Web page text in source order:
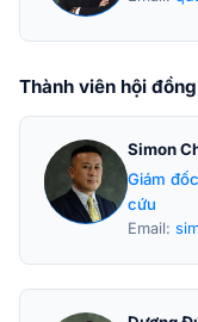
Thành viên hội
Simon
Giám
cứu
Email: